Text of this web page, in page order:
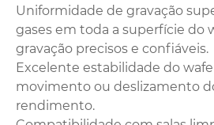
Uniformidade de gravação
gases em toda a superfície do
gravação precisos e confiáveis.
Excelente estabilidade do
movimento ou deslizamento
rendimento.